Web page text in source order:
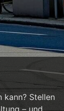
kann? Stellen